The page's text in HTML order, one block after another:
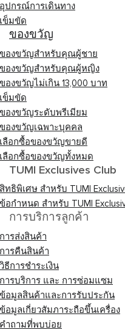
อุปกรณ์การเดินทาง
เข็มขัด
ของขวัญ
ของขวัญสำหรับคุณผู้ชาย
ของขวัญสำหรับคุณผู้หญิง
ของขวัญไม่เกิน 13,000 บาท
เข็มขัด
ของขวัญระดับพรีเมียม
ของขวัญเฉพาะบุคคล
เลือกซื้อของขวัญขายดี
เลือกซื้อของขวัญทั้งหมด
TUMI Exclusives Club
สิทธิพิเศษ สำหรับ TUMI
ข้อกำหนด สำหรับ TUMI
การบริการลูกค้า
การส่งสินค้า
การคืนสินค้า
วิธีการชำระเงิน
การบริการ และ การซ่อมแซม
ข้อมูลสินค้าและการรับประกัน
ข้อมูลเกี่ยวสัมภาระถือขึ้นเครื่อง
คำถามที่พบบ่อย